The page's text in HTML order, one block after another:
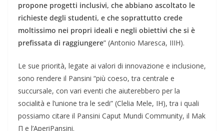
propone progetti inclusivi, che abbiano ascoltato le
richieste degli studenti, e che soprattutto crede
moltissimo nei propri ideali e negli obiettivi che si è
prefissata di raggiungere” (Antonio Maresca, IIIH).
Le sue priorità, legate ai valori di innovazione e inclusione,
sono rendere il Pansini “più coeso, tra centrale e
succursale, con vari eventi che aiuterebbero per la
socialità e l’unione tra le sedi” (Clelia Mele, IH), tra i quali
possiamo citare il Pansini Caput Mundi Community, il Mak
Π e l’AperiPansini.